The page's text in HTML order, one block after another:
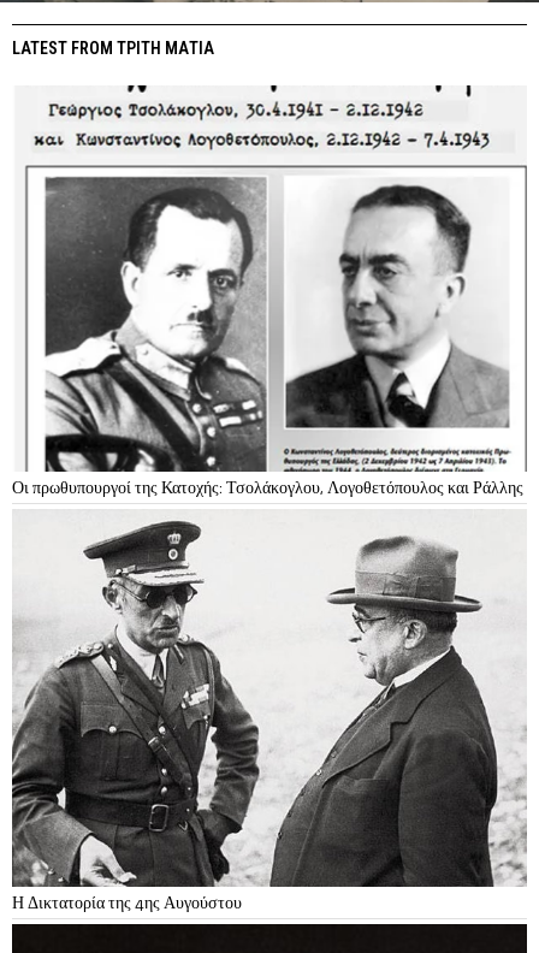
LATEST FROM ΤΡΙΤΗ ΜΑΤΙΑ
Οι πρωθυπουργοί της Κατοχής: Τσολάκογλου, Λογοθετόπουλος και Ράλλης
Η Δικτατορία της 4ης Αυγούστου